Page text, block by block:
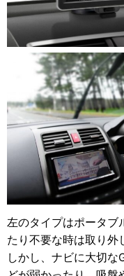
左のタイプはポータブ
たり不要な時は取り外
しかし、ナビに大切な